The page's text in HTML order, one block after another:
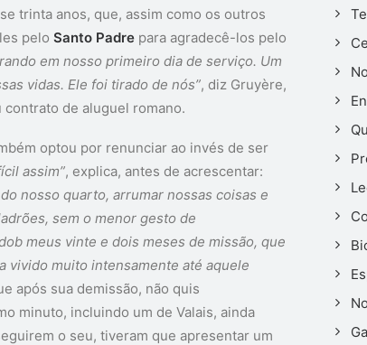
trinta anos, que, assim como os outros
pelo Santo Padre para agradecê-los pelo
em nosso primeiro dia de serviço. Um
vidas. Ele foi tirado de nós”, diz Gruyère,
de aluguel romano.
optou por renunciar ao invés de ser
assim”, explica, antes de acrescentar:
nosso quarto, arrumar nossas coisas e
sem o menor gesto de
meus vinte e dois meses de missão, que
vivido muito intensamente até aquele
após sua demissão, não quis
minuto, incluindo um de Valais, ainda
o seu, tiveram que apresentar um